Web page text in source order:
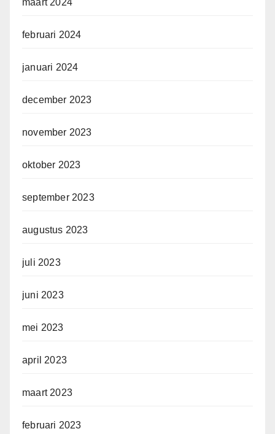
februari 2024
januari 2024
december 2023
november 2023
oktober 2023
september 2023
augustus 2023
juli 2023
juni 2023
mei 2023
april 2023
maart 2023
februari 2023